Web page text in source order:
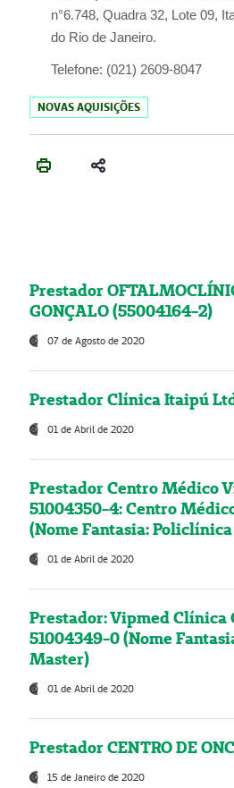
n°6.748, Quadra 32, Lote 09,
do Rio de Janeiro.
Telefone: (021) 2609-8047
NOVAS AQUISIÇÕES
Prestador
GONÇALO (55004164-2)
07 de Agosto de 2020
Prestador Clínica Itaipú
01 de Abril de 2020
Prestador Centro Médico
51004350-4: Centro
(Nome Fantasia:
01 de Abril de 2020
Prestador: Vipmed Clínica
51004349-0 (Nome
Master)
01 de Abril de 2020
Prestador CENTRO DE
15 de Janeiro de 2020